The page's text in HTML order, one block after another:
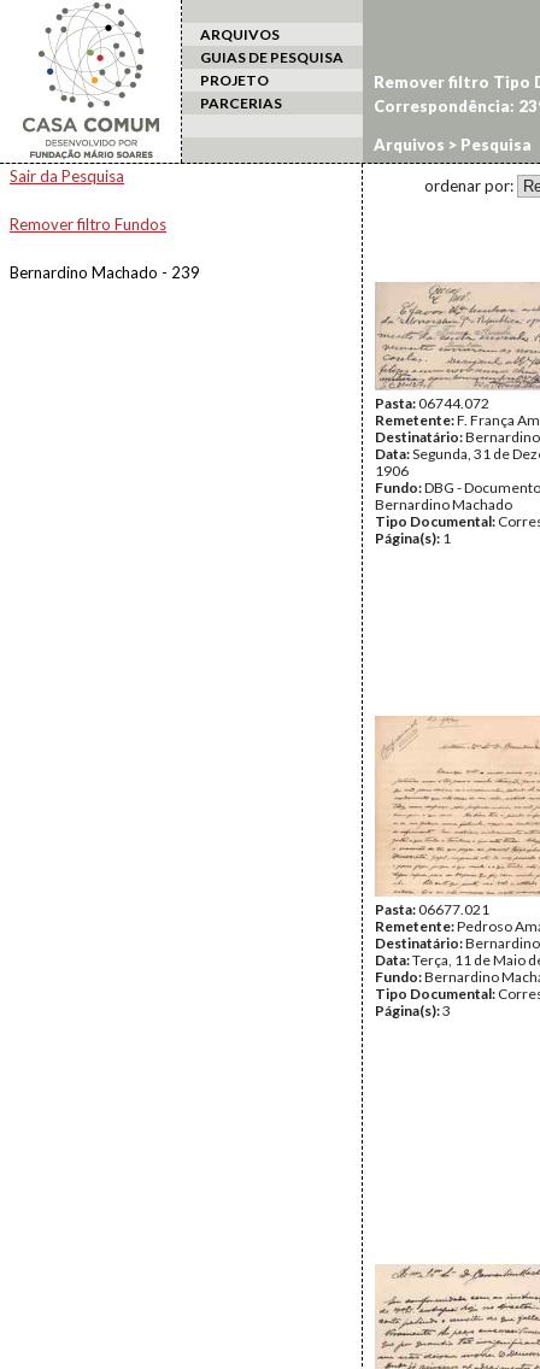
ARQUIVOS
GUIAS DE PESQUISA
PROJETO
PARCERIAS
Arquivos > Pesquisa
Sair da Pesquisa
Remover filtro Fundos
Bernardino Machado - 239
Remover filtro Tipo
Correspondência:
ordenar por:
Pasta:06744.072
Remetente:F. França
Destinatário:
Data:Segunda, 31 de
1906
Fundo:DBG -
Bernardino Machado
Tipo Documental:
Página(s): 1
Pasta:06677.021
Remetente:Pedroso
Destinatário:
Data:Terça, 11 de Maio
Fundo:Bernardino
Tipo Documental:
Página(s):3